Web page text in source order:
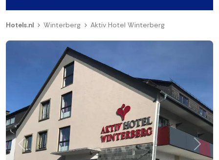
Hotels.nl Winterberg Aktiv Hotel Winterberg